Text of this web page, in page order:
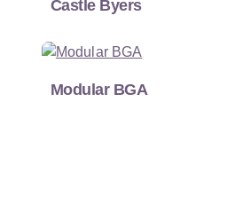
Castle Byers
Modular BGA